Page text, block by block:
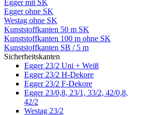
Egger mit SK
Egger ohne SK
Westag ohne SK
Kunststoffkanten 50 m SK
Kunststoffkanten 100 m ohne SK
Kunststoffkanten SB / 5 m
Sicherheitskanten
Egger 23/2 Uni + Weiß
Egger 23/2 H-Dekore
Egger 23/2 F-Dekore
Egger 23/0,8, 23/1, 33/2, 42/0,8,
42/2
Westag 23/2